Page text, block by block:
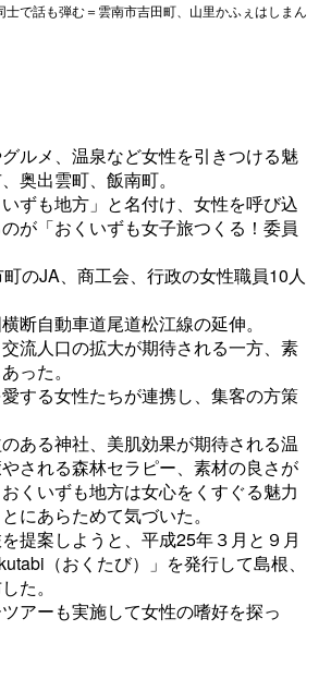
で話も弾む＝雲南市吉田町、山里かふぇはしまん
ルメ、温泉など女性を引きつける魅
奥出雲町、飯南町。
ずも地方」と名付け、女性を呼び込
が「おくいずも女子旅つくる！委員
のJA、商工会、行政の女性職員10人
断自動車道尾道松江線の延伸。
流人口の拡大が期待される一方、素
った。
する女性たちが連携し、集客の方策
ある神社、美肌効果が期待される温
される森林セラピー、素材の良さが
くいずも地方は女心をくすぐる魅力
にあらためて気づいた。
提案しようと、平成25年３月と９月
（おくたび）」を発行して島根、
た。
アーも実施して女性の嗜好を探っ